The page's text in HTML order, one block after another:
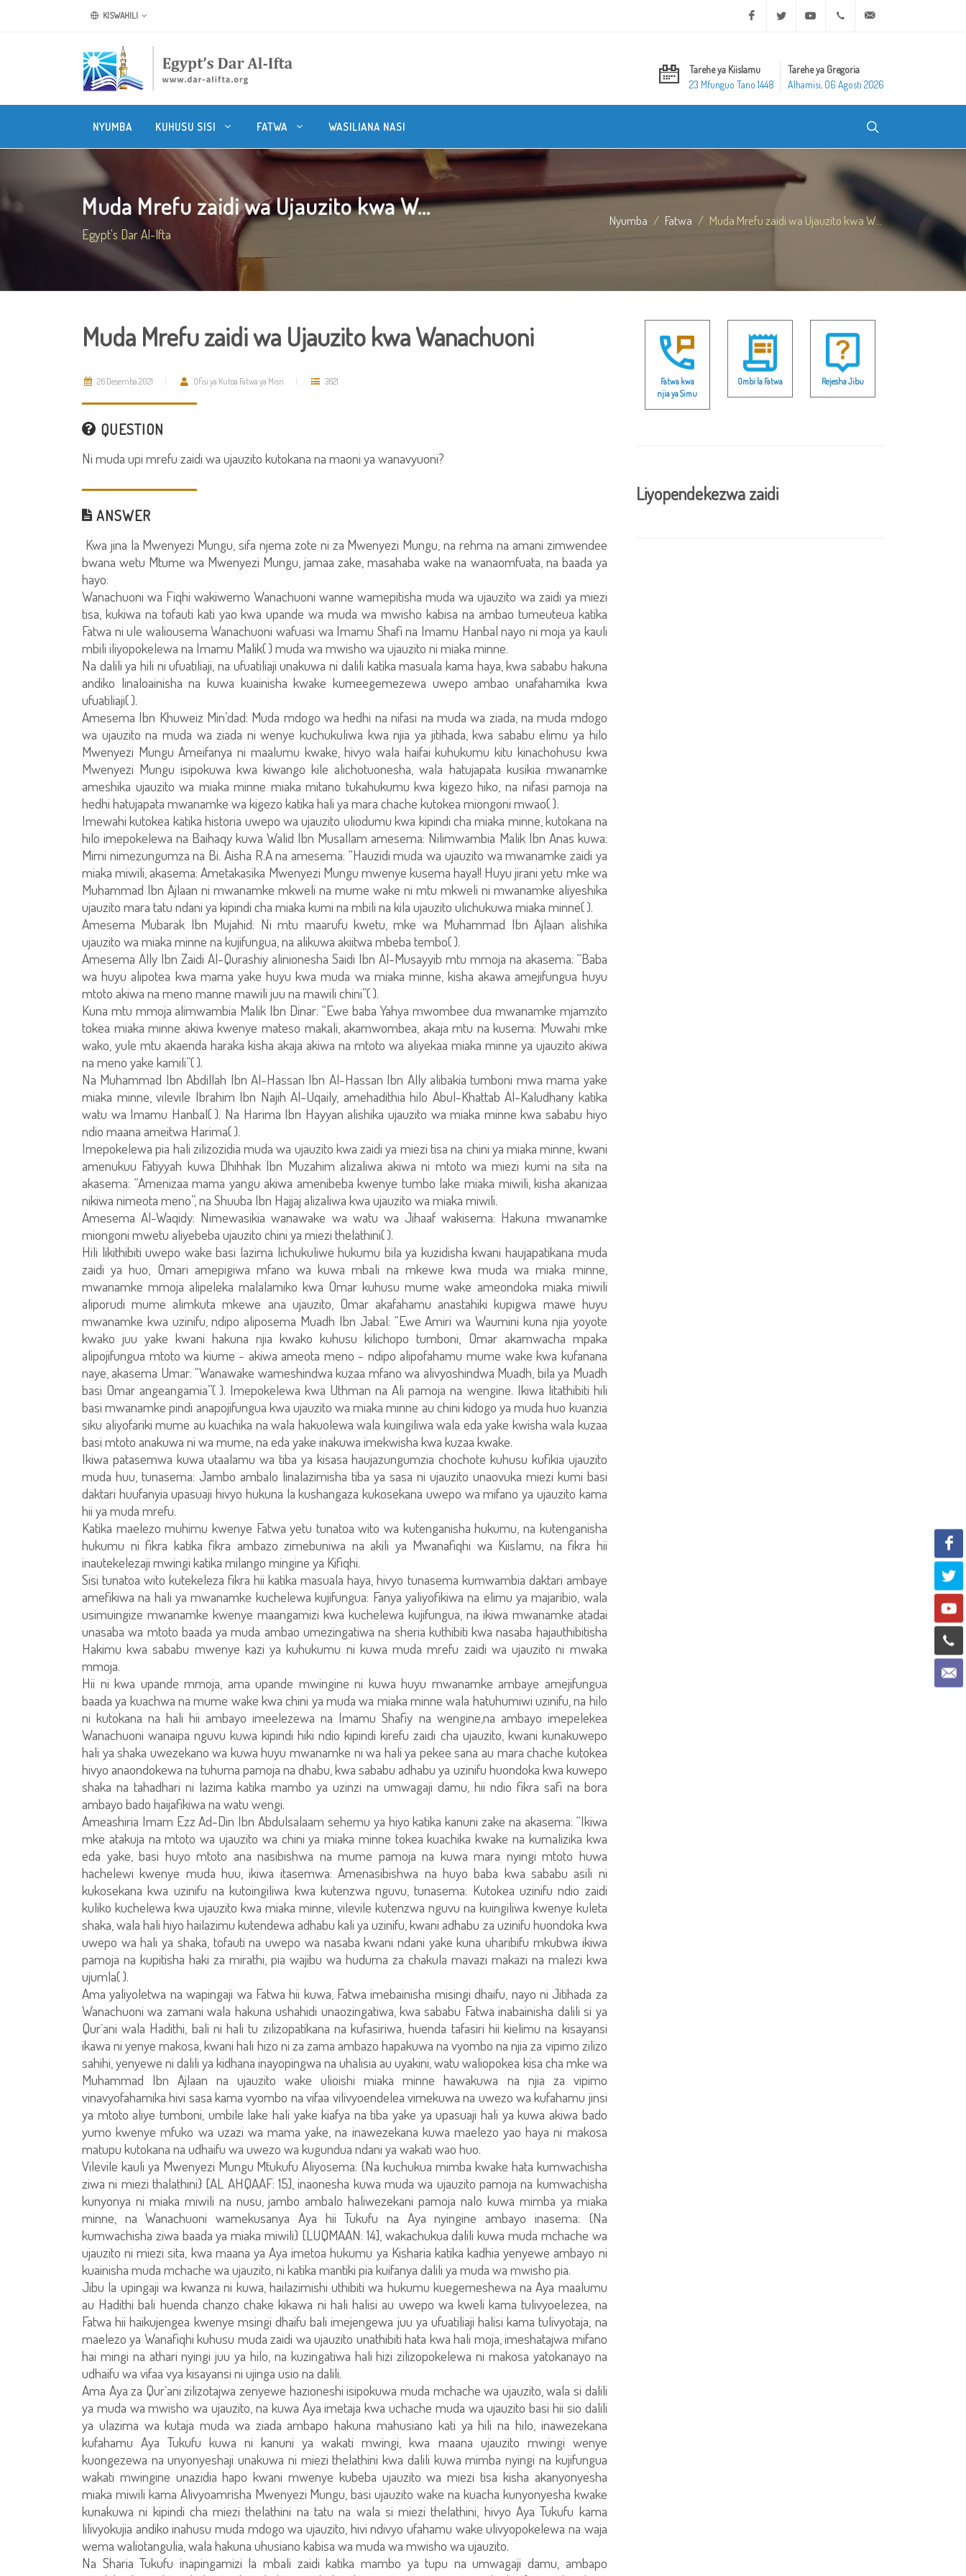
KISWAHILI Facebook Twitter Youtube +20 2 25970400
Tarehe ya Kiislamu
23 Mfunguo Tano 1448
Tarehe ya Gregoria
Alhamisi, 06 Agosti 2026
NYUMBA KUHUSU SISI FATWA WASILIANA NASI
Muda Mrefu zaidi wa Ujauzito kwa W...
Egypt's Dar Al-Ifta
Nyumba Fatwa Muda Mrefu zaidi wa Ujauzito kwa W...
Muda Mrefu zaidi wa Ujauzito kwa Wanachuoni
26 Desemba 2021 Ofisi ya Kutoa Fatwa ya Misri 3621
QUESTION
Ni muda upi mrefu zaidi wa ujauzito kutokana na maoni ya wanavyuoni?
ANSWER
Kwa jina la Mwenyezi Mungu, sifa njema zote ni za Mwenyezi Mungu, na rehma na amani zimwendee
bwana wetu Mtume wa Mwenyezi Mungu, jamaa zake, masahaba wake na wanaomfuata, na baada ya
hayo:
Wanachuoni wa Fiqhi wakiwemo Wanachuoni wanne wamepitisha muda wa ujauzito wa zaidi ya miezi
tisa, kukiwa na tofauti kati yao kwa upande wa muda wa mwisho kabisa na ambao tumeuteua katika
Fatwa ni ule waliousema Wanachuoni wafuasi wa Imamu Shafi na Imamu Hanbal nayo ni moja ya kauli
mbili iliyopokelewa na Imamu Malik( ) muda wa mwisho wa ujauzito ni miaka minne.
Na dalili ya hili ni ufuatiliaji, na ufuatiliaji unakuwa ni dalili katika masuala kama haya, kwa sababu hakuna
andiko linaloainisha na kuwa kuainisha kwake kumeegemezewa uwepo ambao unafahamika kwa
ufuatiliaji( ).
Amesema Ibn Khuweiz Min’dad: Muda mdogo wa hedhi na nifasi na muda wa ziada, na muda mdogo
wa ujauzito na muda wa ziada ni wenye kuchukuliwa kwa njia ya jitihada, kwa sababu elimu ya hilo
Mwenyezi Mungu Ameifanya ni maalumu kwake, hivyo wala haifai kuhukumu kitu kinachohusu kwa
Mwenyezi Mungu isipokuwa kwa kiwango kile alichotuonesha, wala hatujapata kusikia mwanamke
ameshika ujauzito wa miaka minne miaka mitano tukahukumu kwa kigezo hiko, na nifasi pamoja na
hedhi hatujapata mwanamke wa kigezo katika hali ya mara chache kutokea miongoni mwao( ).
Imewahi kutokea katika historia uwepo wa ujauzito uliodumu kwa kipindi cha miaka minne, kutokana na
hilo imepokelewa na Baihaqy kuwa Walid Ibn Musallam amesema: Nilimwambia Malik Ibn Anas kuwa:
Mimi nimezungumza na Bi. Aisha R.A na amesema: “Hauzidi muda wa ujauzito wa mwanamke zaidi ya
miaka miwili, akasema: Ametakasika Mwenyezi Mungu mwenye kusema haya!! Huyu jirani yetu mke wa
Muhammad Ibn Ajlaan ni mwanamke mkweli na mume wake ni mtu mkweli ni mwanamke aliyeshika
ujauzito mara tatu ndani ya kipindi cha miaka kumi na mbili na kila ujauzito ulichukuwa miaka minne( ).
Amesema Mubarak Ibn Mujahid: Ni mtu maarufu kwetu, mke wa Muhammad Ibn Ajlaan alishika
ujauzito wa miaka minne na kujifungua, na alikuwa akiitwa mbeba tembo( ).
Amesema Ally Ibn Zaidi Al-Qurashiy alinionesha Saidi Ibn Al-Musayyib mtu mmoja na akasema: “Baba
wa huyu alipotea kwa mama yake huyu kwa muda wa miaka minne, kisha akawa amejifungua huyu
mtoto akiwa na meno manne mawili juu na mawili chini”( ).
Kuna mtu mmoja alimwambia Malik Ibn Dinar: “Ewe baba Yahya mwombee dua mwanamke mjamzito
tokea miaka minne akiwa kwenye mateso makali, akamwombea, akaja mtu na kusema: Muwahi mke
wako, yule mtu akaenda haraka kisha akaja akiwa na mtoto wa aliyekaa miaka minne ya ujauzito akiwa
na meno yake kamili”( ).
Na Muhammad Ibn Abdillah Ibn Al-Hassan Ibn Al-Hassan Ibn Ally alibakia tumboni mwa mama yake
miaka minne, vilevile Ibrahim Ibn Najih Al-Uqaily, amehadithia hilo Abul-Khattab Al-Kaludhany katika
watu wa Imamu Hanbal( ). Na Harima Ibn Hayyan alishika ujauzito wa miaka minne kwa sababu hiyo
ndio maana ameitwa Harima( ).
Imepokelewa pia hali zilizozidia muda wa ujauzito kwa zaidi ya miezi tisa na chini ya miaka minne, kwani
amenukuu Fatiyyah kuwa Dhihhak Ibn Muzahim alizaliwa akiwa ni mtoto wa miezi kumi na sita na
akasema: “Amenizaa mama yangu akiwa amenibeba kwenye tumbo lake miaka miwili, kisha akanizaa
nikiwa nimeota meno”, na Shuuba Ibn Hajjaj alizaliwa kwa ujauzito wa miaka miwili.
Amesema Al-Waqidy: Nimewasikia wanawake wa watu wa Jihaaf wakisema: Hakuna mwanamke
miongoni mwetu aliyebeba ujauzito chini ya miezi thelathini( ).
Hili likithibiti uwepo wake basi lazima lichukuliwe hukumu bila ya kuzidisha kwani haujapatikana muda
zaidi ya huo, Omari amepigiwa mfano wa kuwa mbali na mkewe kwa muda wa miaka minne,
mwanamke mmoja alipeleka malalamiko kwa Omar kuhusu mume wake ameondoka miaka miwili
aliporudi mume alimkuta mkewe ana ujauzito, Omar akafahamu anastahiki kupigwa mawe huyu
mwanamke kwa uzinifu, ndipo aliposema Muadh Ibn Jabal: “Ewe Amiri wa Waumini kuna njia yoyote
kwako juu yake kwani hakuna njia kwako kuhusu kilichopo tumboni, Omar akamwacha mpaka
alipojifungua mtoto wa kiume - akiwa ameota meno - ndipo alipofahamu mume wake kwa kufanana
naye, akasema Umar: “Wanawake wameshindwa kuzaa mfano wa alivyoshindwa Muadh, bila ya Muadh
basi Omar angeangamia”( ). Imepokelewa kwa Uthman na Ali pamoja na wengine. Ikiwa litathibiti hili
basi mwanamke pindi anapojifungua kwa ujauzito wa miaka minne au chini kidogo ya muda huo kuanzia
siku aliyofariki mume au kuachika na wala hakuolewa wala kuingiliwa wala eda yake kwisha wala kuzaa
basi mtoto anakuwa ni wa mume, na eda yake inakuwa imekwisha kwa kuzaa kwake.
Ikiwa patasemwa kuwa utaalamu wa tiba ya kisasa haujazungumzia chochote kuhusu kufikia ujauzito
muda huu, tunasema: Jambo ambalo linalazimisha tiba ya sasa ni ujauzito unaovuka miezi kumi basi
daktari huufanyia upasuaji hivyo hukuna la kushangaza kukosekana uwepo wa mifano ya ujauzito kama
hii ya muda mrefu.
Katika maelezo muhimu kwenye Fatwa yetu tunatoa wito wa kutenganisha hukumu, na kutenganisha
hukumu ni fikra katika fikra ambazo zimebuniwa na akili ya Mwanafiqhi wa Kiislamu, na fikra hii
inautekelezaji mwingi katika milango mingine ya Kifiqhi.
Sisi tunatoa wito kutekeleza fikra hii katika masuala haya, hivyo tunasema kumwambia daktari ambaye
amefikiwa na hali ya mwanamke kuchelewa kujifungua: Fanya yaliyofikiwa na elimu ya majaribio, wala
usimuingize mwanamke kwenye maangamizi kwa kuchelewa kujifungua, na ikiwa mwanamke atadai
unasaba wa mtoto baada ya muda ambao umezingatiwa na sheria kuthibiti kwa nasaba hajauthibitisha
Hakimu kwa sababu mwenye kazi ya kuhukumu ni kuwa muda mrefu zaidi wa ujauzito ni mwaka
mmoja.
Hii ni kwa upande mmoja, ama upande mwingine ni kuwa huyu mwanamke ambaye amejifungua
baada ya kuachwa na mume wake kwa chini ya muda wa miaka minne wala hatuhumiwi uzinifu, na hilo
ni kutokana na hali hii ambayo imeelezewa na Imamu Shafiy na wengine,na ambayo imepelekea
Wanachuoni wanaipa nguvu kuwa kipindi hiki ndio kipindi kirefu zaidi cha ujauzito, kwani kunakuwepo
hali ya shaka uwezekano wa kuwa huyu mwanamke ni wa hali ya pekee sana au mara chache kutokea
hivyo anaondokewa na tuhuma pamoja na dhabu, kwa sababu adhabu ya uzinifu huondoka kwa kuwepo
shaka na tahadhari ni lazima katika mambo ya uzinzi na umwagaji damu, hii ndio fikra safi na bora
ambayo bado haijafikiwa na watu wengi.
Ameashiria Imam Ezz Ad-Din Ibn Abdulsalaam sehemu ya hiyo katika kanuni zake na akasema: “Ikiwa
mke atakuja na mtoto wa ujauzito wa chini ya miaka minne tokea kuachika kwake na kumalizika kwa
eda yake, basi huyo mtoto ana nasibishwa na mume pamoja na kuwa mara nyingi mtoto huwa
hachelewi kwenye muda huu, ikiwa itasemwa: Amenasibishwa na huyo baba kwa sababu asili ni
kukosekana kwa uzinifu na kutoingiliwa kwa kutenzwa nguvu, tunasema: Kutokea uzinifu ndio zaidi
kuliko kuchelewa kwa ujauzito kwa miaka minne, vilevile kutenzwa nguvu na kuingiliwa kwenye kuleta
shaka, wala hali hiyo hailazimu kutendewa adhabu kali ya uzinifu, kwani adhabu za uzinifu huondoka kwa
uwepo wa hali ya shaka, tofauti na uwepo wa nasaba kwani ndani yake kuna uharibifu mkubwa ikiwa
pamoja na kupitisha haki za mirathi, pia wajibu wa huduma za chakula mavazi makazi na malezi kwa
ujumla( ).
Ama yaliyoletwa na wapingaji wa Fatwa hii kuwa, Fatwa imebainisha misingi dhaifu, nayo ni Jitihada za
Wanachuoni wa zamani wala hakuna ushahidi unaozingatiwa, kwa sababu Fatwa inabainisha dalili si ya
Qur`ani wala Hadithi, bali ni hali tu zilizopatikana na kufasiriwa, huenda tafasiri hii kielimu na kisayansi
ikawa ni yenye makosa, kwani hali hizo ni za zama ambazo hapakuwa na vyombo na njia za vipimo zilizo
sahihi, yenyewe ni dalili ya kidhana inayopingwa na uhalisia au uyakini, watu waliopokea kisa cha mke wa
Muhammad Ibn Ajlaan na ujauzito wake ulioishi miaka minne hawakuwa na njia za vipimo
vinavyofahamika hivi sasa kama vyombo na vifaa vilivyoendelea vimekuwa na uwezo wa kufahamu jinsi
ya mtoto aliye tumboni, umbile lake hali yake kiafya na tiba yake ya upasuaji hali ya kuwa akiwa bado
yumo kwenye mfuko wa uzazi wa mama yake, na inawezekana kuwa maelezo yao haya ni makosa
matupu kutokana na udhaifu wa uwezo wa kugundua ndani ya wakati wao huo.
Vilevile kauli ya Mwenyezi Mungu Mtukufu Aliyosema: {Na kuchukua mimba kwake hata kumwachisha
ziwa ni miezi thalathini} [AL AHQAAF: 15], inaonesha kuwa muda wa ujauzito pamoja na kumwachisha
kunyonya ni miaka miwili na nusu, jambo ambalo haliwezekani pamoja nalo kuwa mimba ya miaka
minne, na Wanachuoni wamekusanya Aya hii Tukufu na Aya nyingine ambayo inasema: {Na
kumwachisha ziwa baada ya miaka miwili} [LUQMAAN: 14], wakachukua dalili kuwa muda mchache wa
ujauzito ni miezi sita, kwa maana ya Aya imetoa hukumu ya Kisharia katika kadhia yenyewe ambayo ni
kuainisha muda mchache wa ujauzito, ni katika mantiki pia kuifanya dalili ya muda wa mwisho pia.
Jibu la upingaji wa kwanza ni kuwa, hailazimishi uthibiti wa hukumu kuegemeshewa na Aya maalumu
au Hadithi bali huenda chanzo chake kikawa ni hali halisi au uwepo wa kweli kama tulivyoelezea, na
Fatwa hii haikujengea kwenye msingi dhaifu bali imejengewa juu ya ufuatiliaji halisi kama tulivyotaja, na
maelezo ya Wanafiqhi kuhusu muda zaidi wa ujauzito unathibiti hata kwa hali moja, imeshatajwa mifano
hai mingi na athari nyingi juu ya hilo, na kuzingatiwa hali hizi zilizopokelewa ni makosa yatokanayo na
udhaifu wa vifaa vya kisayansi ni ujinga usio na dalili.
Ama Aya za Qur`ani zilizotajwa zenyewe hazioneshi isipokuwa muda mchache wa ujauzito, wala si dalili
ya muda wa mwisho wa ujauzito, na kuwa Aya imetaja kwa uchache muda wa ujauzito basi hii sio dalili
ya ulazima wa kutaja muda wa ziada ambapo hakuna mahusiano kati ya hili na hilo, inawezekana
kufahamu Aya Tukufu kuwa ni kanuni ya wakati mwingi, kwa maana ujauzito mwingi wenye
kuongezewa na unyonyeshaji unakuwa ni miezi thelathini kwa dalili kuwa mimba nyingi na kujifungua
wakati mwingine unazidia hapo kwani mwenye kubeba ujauzito wa miezi tisa kisha akanyonyesha
miaka miwili kama Alivyoamrisha Mwenyezi Mungu, basi ujauzito wake na kuacha kunyonyesha kwake
kunakuwa ni kipindi cha miezi thelathini na tatu na wala si miezi thelathini, hivyo Aya Tukufu kama
lilivyokujia andiko inahusu muda mdogo wa ujauzito, hivi ndivyo ufahamu wake ulivyopokelewa na waja
wema waliotangulia, wala hakuna uhusiano kabisa wa muda wa mwisho wa ujauzito.
Na Sharia Tukufu inapingamizi la mbali zaidi katika mambo ya tupu na umwagaji damu, ambapo
Fatwa kwa
njia ya Simu
Ombi la Fatwa Rejesha Jibu
Liyopendekezwa zaidi